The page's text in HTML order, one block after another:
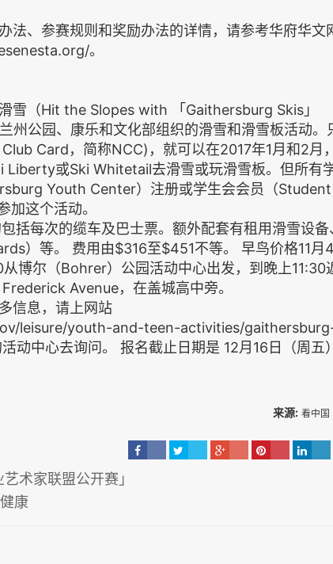
法、参赛规则和奖励办法的详情，请参考华府华文
。
雪（Hit the Slopes with 「Gaithersburg Skis」
州公园、康乐和文化部组织的滑雪和滑雪板活动。
Card，简称NCC)，就可以在2017年1月和2月
Liberty或Ski Whitetail去滑雪或玩滑雪板。但所有
Youth Center）注册或学生会会员（Student
这个活动。
括每次的缆车及巴士票。额外配套有租用滑雪设备
）等。 费用由$316至$451不等。 早鸟价格11月
从博尔（Bohrer）公园活动中心出发，到晚上11:30
Avenue，在盖城高中旁。
信息，请上网站
leisure/youth-and-teen-activities/
动中心去询问。 报名截止日期是 12月16日（周五
来源: 看中国
术家联盟公开赛」
康